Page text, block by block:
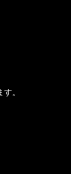
。